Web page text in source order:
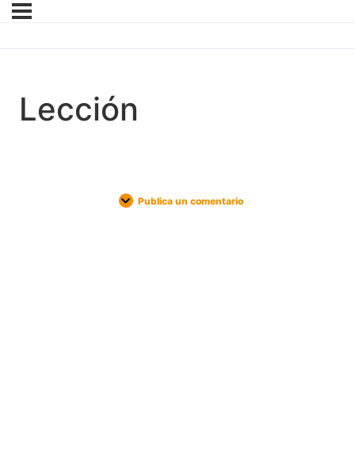
Lección
Publica un comentario